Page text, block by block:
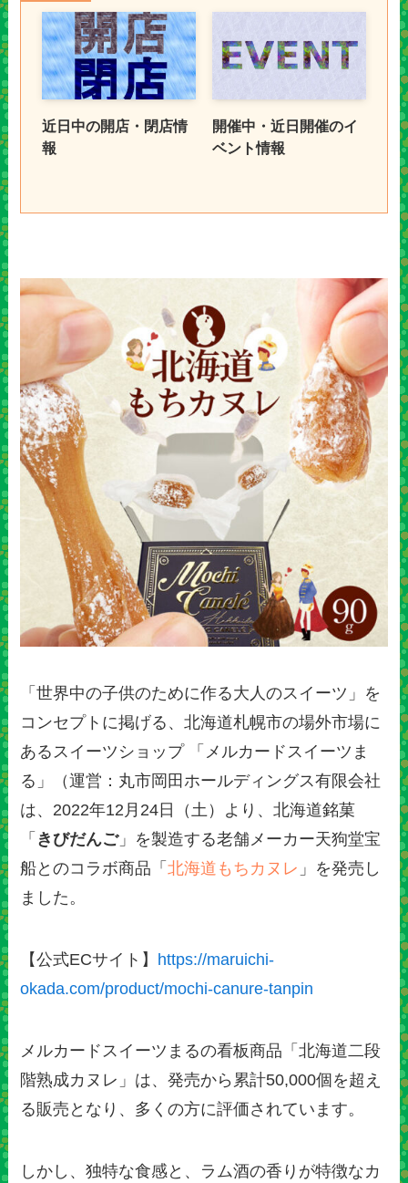
近日中の開店・閉店情
報
開催中・近日開催のイ
ベント情報
「世界中の子供のために作る大人のスイーツ」を
コンセプトに掲げる、北海道札幌市の場外市場に
あるスイーツショップ 「メルカードスイーツま
る」（運営：丸市岡田ホールディングス有限会社
は、2022年12月24日（土）より、北海道銘菓
「 きびだんご」を製造する老舗メーカー天狗堂宝
船とのコラボ商品「北海道もちカヌレ 」を発売し
ました。
【公式ECサイト】 https://maruichi-
okada.com/product/mochi-canure-tanpin
メルカードスイーツまるの看板商品「北海道二段
階熟成カヌレ」は、発売から累計50,000個を超え
る販売となり、多くの方に評価されています。
しかし、独特な食感と、ラム酒の香りが特徴なカ